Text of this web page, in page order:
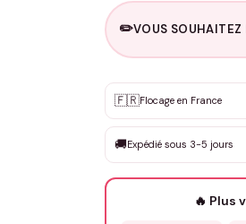
✏️VOUS SOUHAITEZ
✨ Personnalisation
DEVIS GRATUIT ·
Que souhaitez-vous ?
🇫🇷Flocage en France
🚚Expédié sous 3-5 jours
🔥 Plus